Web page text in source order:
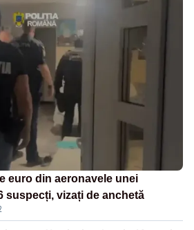
euro din aeronavele unei
suspecți, vizați de anchetă